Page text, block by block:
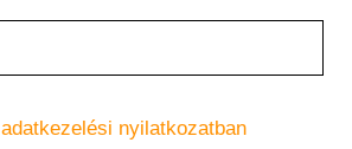
adatkezelési nyilatkozatban